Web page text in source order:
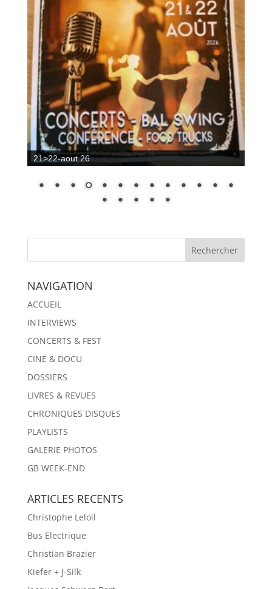
21>22-aout.26
NAVIGATION
ACCUEIL
INTERVIEWS
CONCERTS & FEST
CINE & DOCU
DOSSIERS
LIVRES & REVUES
CHRONIQUES DISQUES
PLAYLISTS
GALERIE PHOTOS
GB WEEK-END
ARTICLES RECENTS
Christophe Leloil
Bus Electrique
Christian Brazier
Kiefer + J-Silk